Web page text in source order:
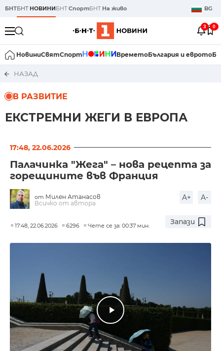
БНТБНТ НОВИНИБНТСпортБНТ На живо BG
3 0
НовиниСвятСпорт ВреметоБългария и еврото
НАЗАД
В РАЗВИТИЕ
ЕКСТРЕМНИ ЖЕГИ В ЕВРОПА
17:48, 22.06.2026
Палачинка "Жега" – нова рецепта за
горещините във Франция
от Милен Атанасов
Всичко от автора
A+ A-
17:48, 22.06.2026 6296 Чете се за: 00:37 мин. Запази